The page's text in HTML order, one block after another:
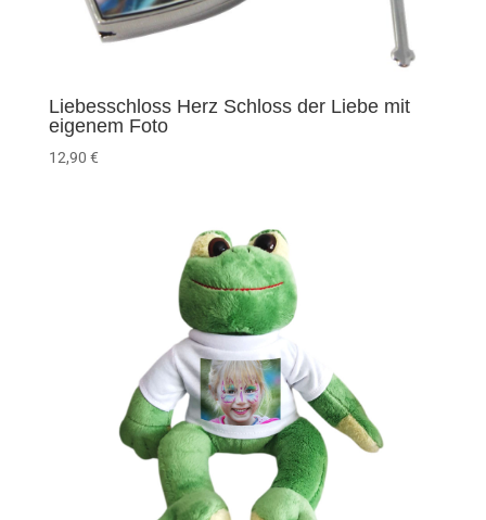
Liebesschloss Herz Schloss der Liebe mit
eigenem Foto
12,90 €